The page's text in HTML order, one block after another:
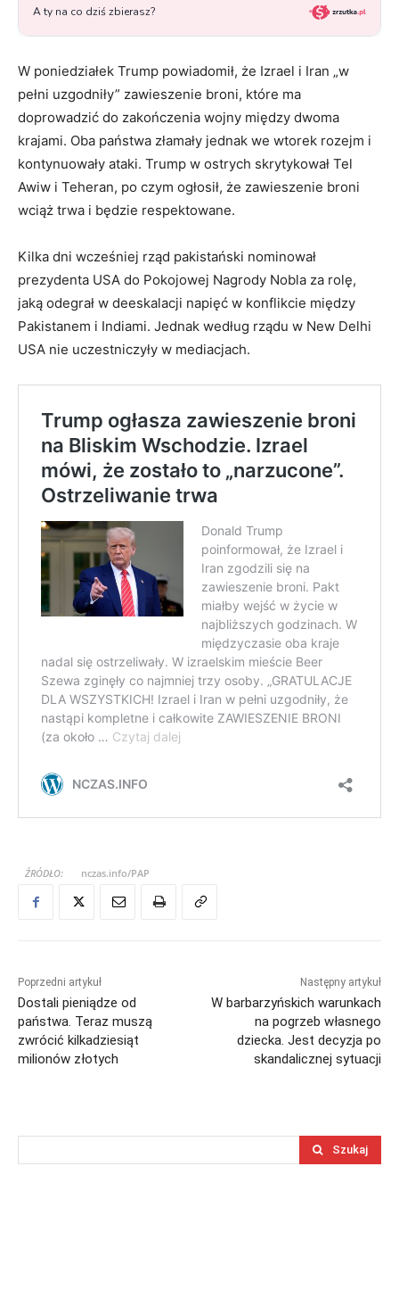
W poniedziałek Trump powiadomił, że Izrael i Iran „w
pełni uzgodniły” zawieszenie broni, które ma
doprowadzić do zakończenia wojny między dwoma
krajami. Oba państwa złamały jednak we wtorek rozejm i
kontynuowały ataki. Trump w ostrych skrytykował Tel
Awiw i Teheran, po czym ogłosił, że zawieszenie broni
wciąż trwa i będzie respektowane.
Kilka dni wcześniej rząd pakistański nominował
prezydenta USA do Pokojowej Nagrody Nobla za rolę,
jaką odegrał w deeskalacji napięć w konflikcie między
Pakistanem i Indiami. Jednak według rządu w New Delhi
USA nie uczestniczyły w mediacjach.
ŹRÓDŁO: nczas.info/PAP
Poprzedni artykuł
Dostali pieniądze od
państwa. Teraz muszą
zwrócić kilkadziesiąt
milionów złotych
Następny artykuł
W barbarzyńskich warunkach
na pogrzeb własnego
dziecka. Jest decyzja po
skandalicznej sytuacji
Szukaj